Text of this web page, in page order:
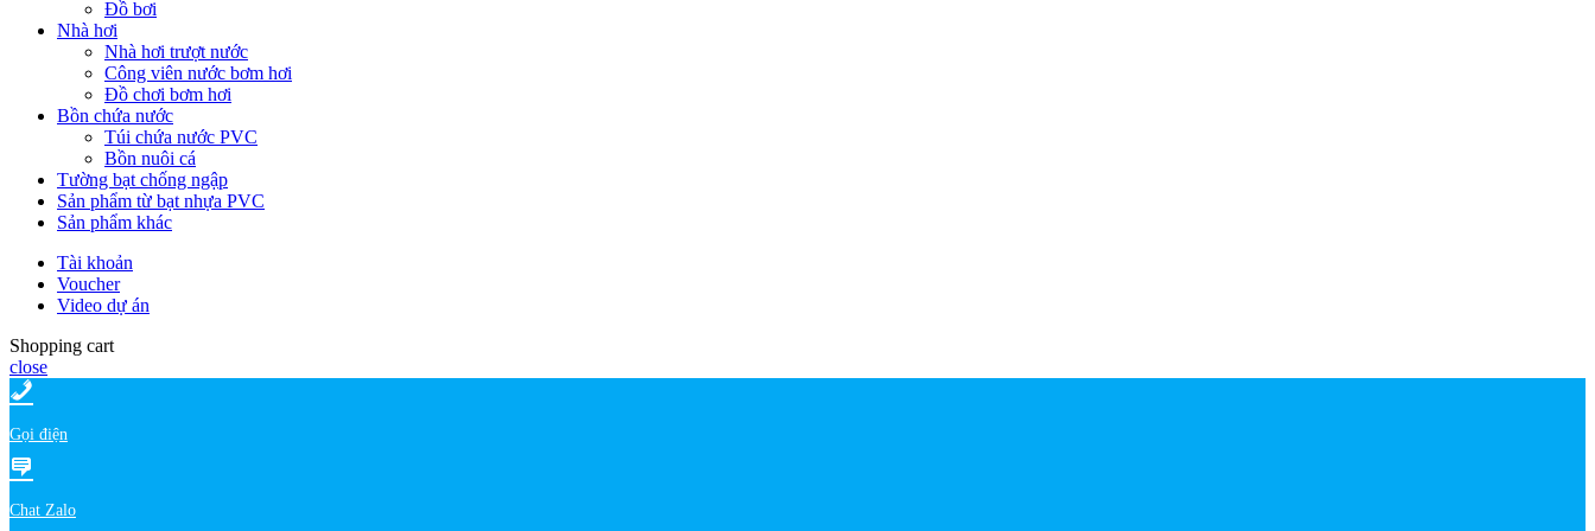
Đồ bơi
Nhà hơi
Nhà hơi trượt nước
Công viên nước bơm hơi
Đồ chơi bơm hơi
Bồn chứa nước
Túi chứa nước PVC
Bồn nuôi cá
Tường bạt chống ngập
Sản phẩm từ bạt nhựa PVC
Sản phẩm khác
Tài khoản
Voucher
Video dự án
Shopping cart
close
Gọi điện
Chat Zalo